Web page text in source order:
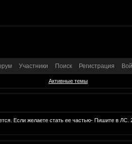
Участники Поиск Регистрация
Активные темы
Если желаете стать ее частью- Пишите в